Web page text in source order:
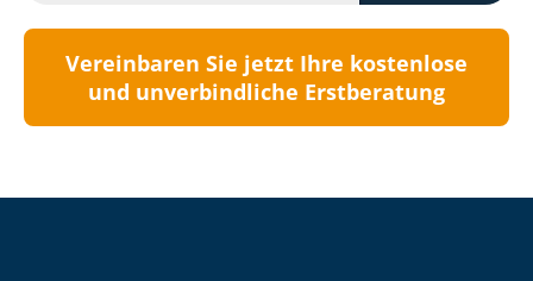
Vereinbaren Sie jetzt Ihre kostenlose
und unverbindliche Erstberatung